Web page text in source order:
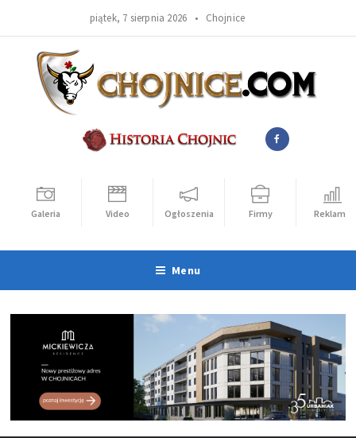
piątek, 7 sierpnia 2026 • Chojnice
Galeria Video Ogłoszenia Firmy Reklama
Menu